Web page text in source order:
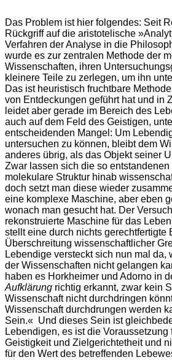
Das Problem ist hier folgendes: Seit
Rückgriff auf die aristotelische
Verfahren der Analyse in die
wurde es zur zentralen Methode der
Wissenschaften, ihren
kleinere Teile zu zerlegen, um ihn
Das ist heuristisch fruchtbare
von Entdeckungen geführt hat und in
leidet aber gerade im Bereich des
auch auf dem Feld des Geistigen,
entscheidenden Mangel: Um
untersuchen zu können, bleibt dem
anderes übrig, als das Objekt seiner
Zwar lassen sich die so
molekulare Struktur hinab
doch setzt man diese wieder
eine komplexe Maschine, aber eben
wonach man gesucht hat. Der
rekonstruierte Maschine für das
stellt eine durch nichts gerechtfertigte
Überschreitung wissenschaftlicher
Lebendige versteckt sich nun mal da,
der Wissenschaften nicht gelangen
haben es Horkheimer und Adorno in
Aufklärung richtig erkannt, zwar kein
Wissenschaft nicht durchdringen
Wissenschaft durchdrungen werden
Sein.« Und dieses Sein ist
Lebendigen, es ist die Voraussetzung
Geistigkeit und Zielgerichtetheit und
für den Wert des betreffenden